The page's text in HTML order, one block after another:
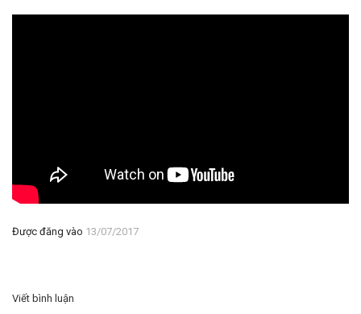
Được đăng vào 13/07/2017
Viết bình luận